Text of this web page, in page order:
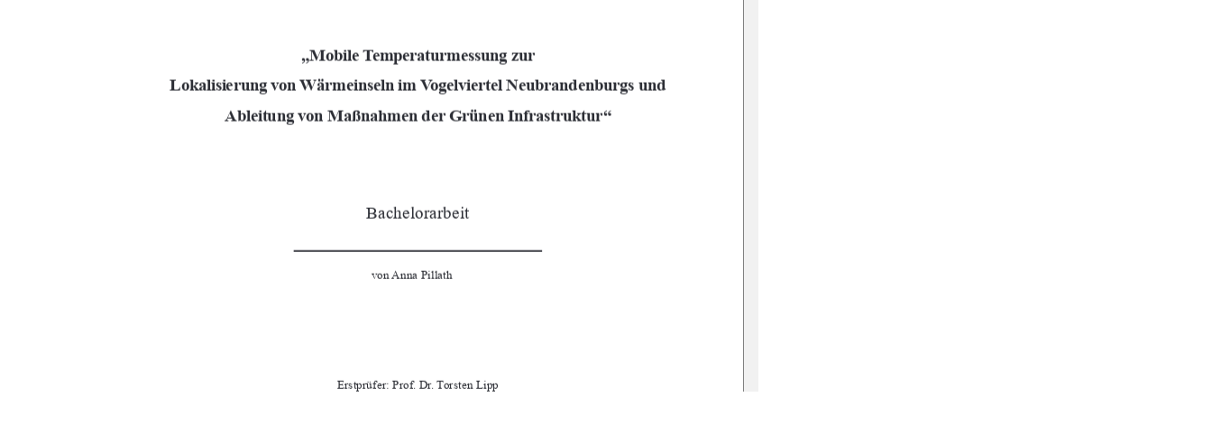
„Mobile Temperaturmessung zur
Lokalisierung von Wärmeinseln im Vogelviertel Neubrandenburgs und
Ableitung von Maßnahmen der Grünen Infrastruktur“
Bachelorarbeit
von Anna Pillath
Erstprüfer: Prof. Dr. Torsten Lipp